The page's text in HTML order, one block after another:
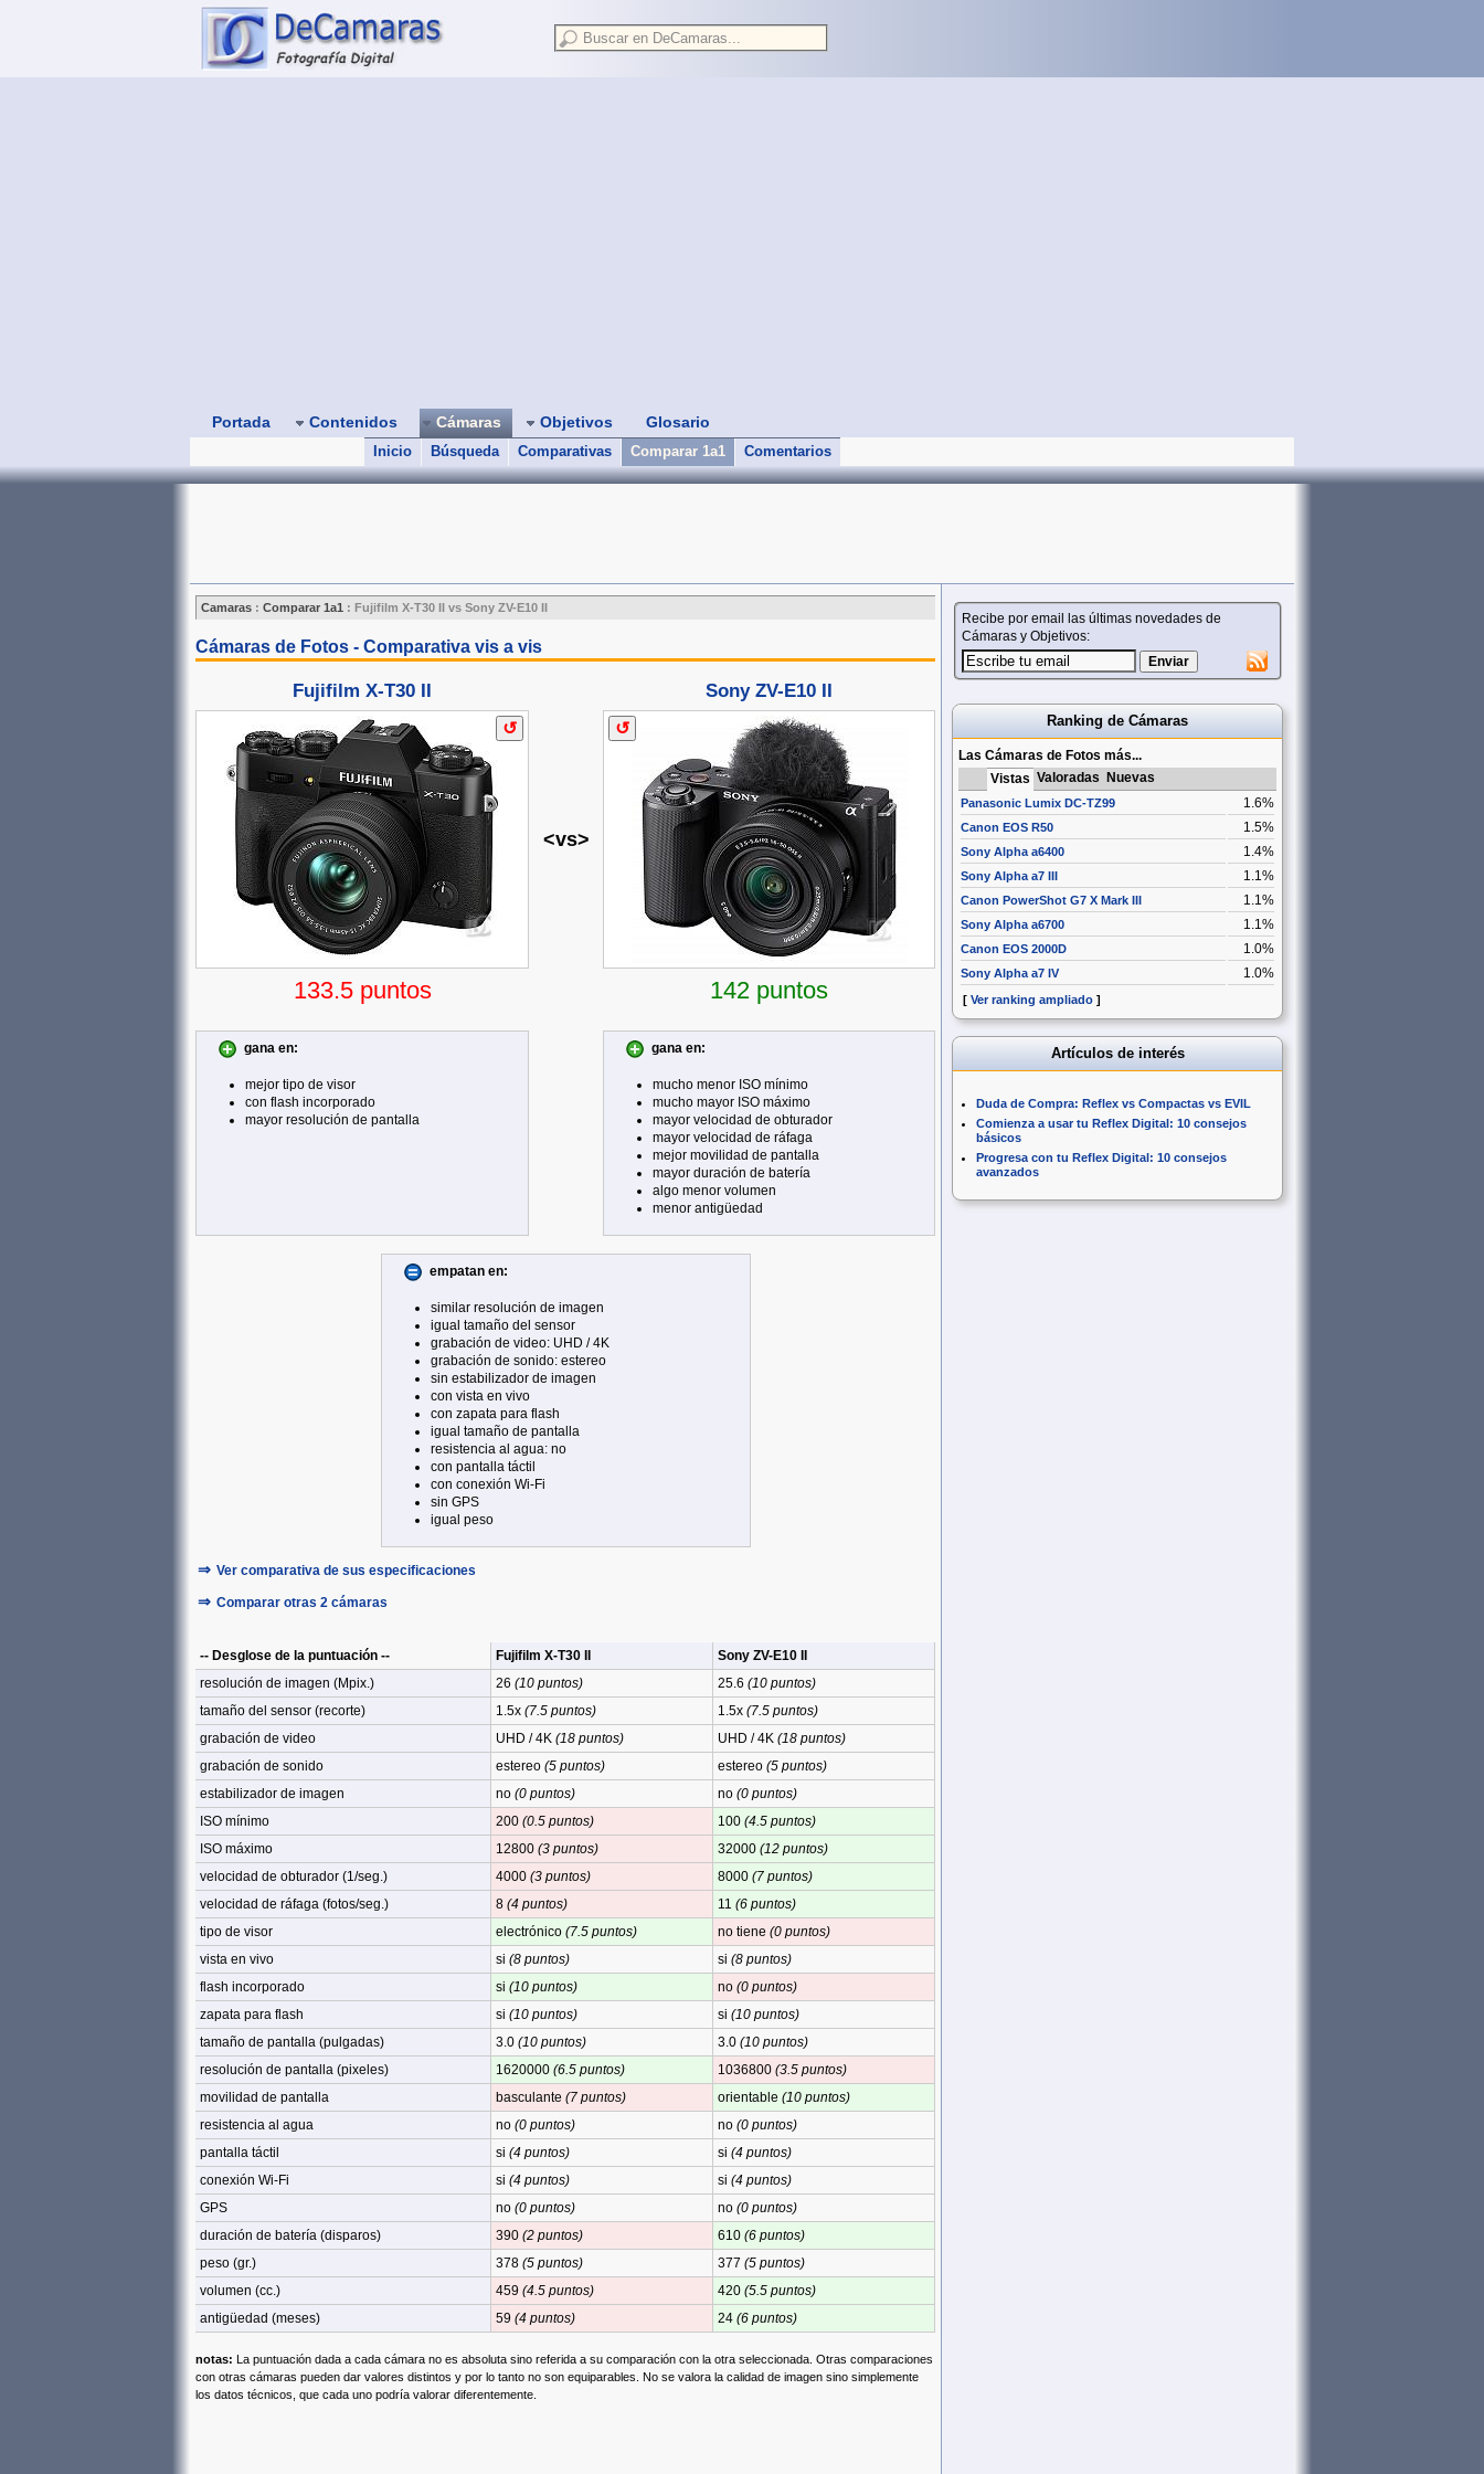
Portada Contenidos Cámaras
Inicio Búsqueda Comparativas Comparar 1a1 Comentarios
Objetivos Glosario
Camaras : Comparar 1a1 : Fujifilm X-T30 II vs Sony ZV-E10 II
Cámaras de Fotos - Comparativa vis a vis
Fujifilm X-T30 II Sony ZV-E10 II
<vs>
133.5 puntos 142 puntos
gana en:
mejor tipo de visor
con flash incorporado
mayor resolución de pantalla
gana en:
mucho menor ISO mínimo
mucho mayor ISO máximo
mayor velocidad de obturador
mayor velocidad de ráfaga
mejor movilidad de pantalla
mayor duración de batería
algo menor volumen
menor antigüedad
empatan en:
similar resolución de imagen
igual tamaño del sensor
grabación de video: UHD / 4K
grabación de sonido: estereo
sin estabilizador de imagen
con vista en vivo
con zapata para flash
igual tamaño de pantalla
resistencia al agua: no
con pantalla táctil
con conexión Wi-Fi
sin GPS
igual peso
⇒ Ver comparativa de sus especificaciones
⇒ Comparar otras 2 cámaras
-- Desglose de la puntuación -- Fujifilm X-T30 II
Sony ZV-E10 II
resolución de imagen (Mpix.)
26 (10 puntos) 25.6 (10 puntos)
tamaño del sensor (recorte)
1.5x (7.5 puntos) 1.5x (7.5 puntos)
grabación de video
UHD / 4K (18 puntos) UHD / 4K (18 puntos)
grabación de sonido
estereo (5 puntos) estereo (5 puntos)
estabilizador de imagen
no (0 puntos) no (0 puntos)
ISO mínimo
200 (0.5 puntos) 100 (4.5 puntos)
ISO máximo
12800 (3 puntos) 32000 (12 puntos)
velocidad de obturador (1/seg.)
4000 (3 puntos) 8000 (7 puntos)
velocidad de ráfaga (fotos/seg.)
8 (4 puntos) 11 (6 puntos)
tipo de visor
electrónico (7.5 puntos) no tiene (0 puntos)
vista en vivo
si (8 puntos) si (8 puntos)
flash incorporado
si (10 puntos) no (0 puntos)
zapata para flash
si (10 puntos) si (10 puntos)
tamaño de pantalla (pulgadas)
3.0 (10 puntos) 3.0 (10 puntos)
resolución de pantalla (pixeles)
1620000 (6.5 puntos) 1036800 (3.5 puntos)
movilidad de pantalla
basculante (7 puntos) orientable (10 puntos)
resistencia al agua
no (0 puntos) no (0 puntos)
pantalla táctil
si (4 puntos) si (4 puntos)
conexión Wi-Fi
si (4 puntos) si (4 puntos)
GPS
no (0 puntos) no (0 puntos)
duración de batería (disparos)
390 (2 puntos) 610 (6 puntos)
peso (gr.)
378 (5 puntos) 377 (5 puntos)
volumen (cc.)
459 (4.5 puntos) 420 (5.5 puntos)
antigüedad (meses)
59 (4 puntos) 24 (6 puntos)
notas: La puntuación dada a cada cámara no es absoluta sino referida a su comparación con la otra seleccionada. Otras comparaciones
con otras cámaras pueden dar valores distintos y por lo tanto no son equiparables. No se valora la calidad de imagen sino simplemente
los datos técnicos, que cada uno podría valorar diferentemente.
Recibe por email las últimas novedades de
Cámaras y Objetivos:
Ranking de Cámaras
Las Cámaras de Fotos más...
Vistas Valoradas Nuevas
Panasonic Lumix DC-TZ99 1.6%
Canon EOS R50 1.5%
Sony Alpha a6400 1.4%
Sony Alpha a7 III 1.1%
Canon PowerShot G7 X Mark III 1.1%
Sony Alpha a6700 1.1%
Canon EOS 2000D 1.0%
Sony Alpha a7 IV 1.0%
[ Ver ranking ampliado ]
Artículos de interés
Duda de Compra: Reflex vs Compactas vs EVIL
Comienza a usar tu Reflex Digital: 10 consejos
básicos
Progresa con tu Reflex Digital: 10 consejos
avanzados